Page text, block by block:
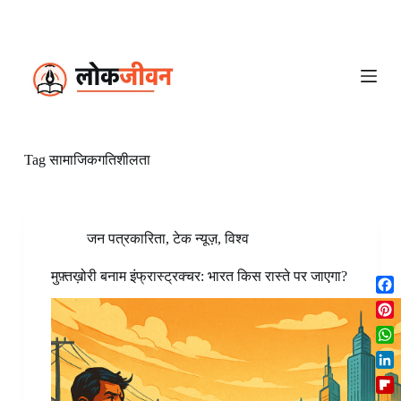
Tagसामाजिकगतिशीलता
जन पत्रकारिता,टेक न्यूज़,विश्व
मुफ़्तख़ोरी बनाम इंफ्रास्ट्रक्चर: भारत किस रास्ते पर जाएगा?
F
a
c
e
b
o
P
i
n
t
W
h
a
L
i